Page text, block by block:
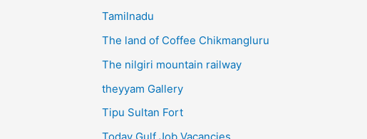
Tamilnadu
The land of Coffee Chikmangluru
The nilgiri mountain railway
theyyam Gallery
Tipu Sultan Fort